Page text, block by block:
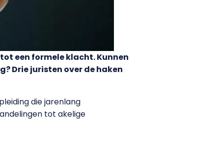
een formele klacht. Kunnen
Drie juristen over de haken
die jarenlang
tot akelige